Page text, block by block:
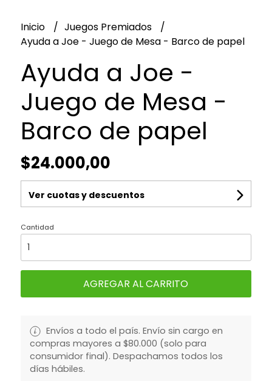
Inicio
Juegos Premiados
Ayuda a Joe - Juego de Mesa - Barco de papel
Ayuda a Joe -
Juego de Mesa -
Barco de papel
$24.000,00
Ver cuotas y descuentos
Cantidad
AGREGAR AL CARRITO
Envíos a todo el país. Envío sin cargo en
compras mayores a $80.000 (solo para
consumidor final). Despachamos todos los
días hábiles.